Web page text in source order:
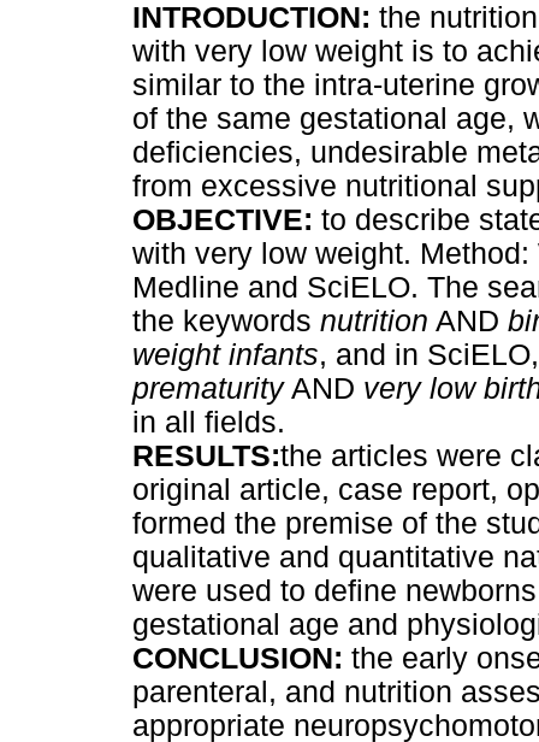
INTRODUCTION: the
with very low weight is to
similar to the intra-uterine
of the same gestational age,
deficiencies, undesirable
from excessive nutritional
OBJECTIVE: to describe
with very low weight.
Medline and SciELO. The
the keywords nutrition AND
weight infants, and in
prematurityAND very low
in all fields.
RESULTS:the articles were
original article, case report,
formed the premise of the
qualitative and quantitative
were used to define
gestational age and
CONCLUSION: the early
parenteral, and nutrition
appropriate